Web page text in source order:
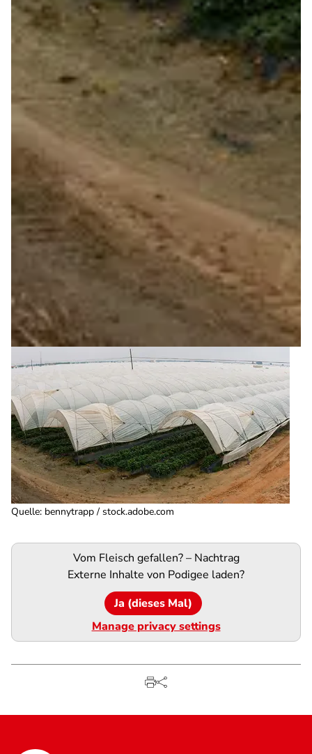
Quelle: bennytrapp / stock.adobe.com
Podigee-
Vom Fleisch gefallen? – Nachtrag
Externe Inhalte von Podigee laden?
Ja (dieses Mal)
Manage privacy settings